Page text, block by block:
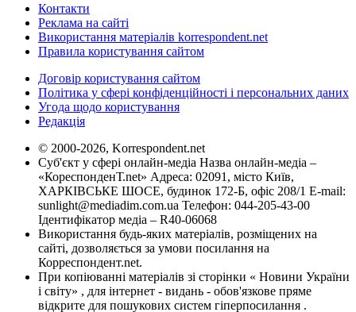
Контакти
Реклама на сайті
Використання матеріалів korrespondent.net
Правила користування сайтом
Договір користування сайтом
Політика у сфері конфіденційності і персональних даних
Угода щодо користування
Редакція
© 2000-2026, Korrespondent.net
Суб'єкт у сфері онлайн-медіа Назва онлайн-медіа –
«КореспонденТ.net» Адреса: 02091, місто Київ,
ХАРКІВСЬКЕ ШОСЕ, будинок 172-Б, офіс 208/1 E-mail:
sunlight@mediadim.com.ua Телефон: 044-205-43-00
Ідентифікатор медіа – R40-06068
Використання будь-яких матеріалів, розміщених на
сайті, дозволяється за умови посилання на
Корреспондент.net.
При копіюванні матеріалів зі сторінки « Новини України
і світу» , для інтернет - видань - обов'язкове пряме
відкрите для пошукових систем гіперпосилання .